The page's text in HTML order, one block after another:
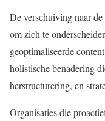
De verschuiving naar
om zich te
geoptimaliseerde
holistische benadering
herstructurering, en
Organisaties die